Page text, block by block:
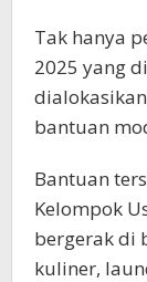
Tak hanya
2025 yang
bantuan
Bantuan
Kelompok
bergerak di
kuliner,